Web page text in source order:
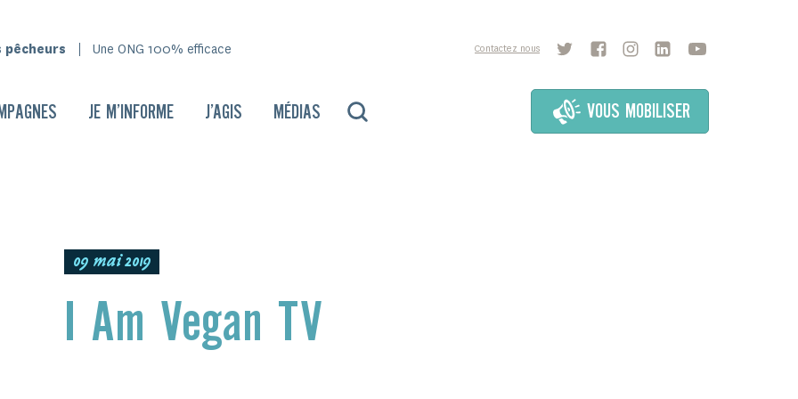
Une ONG 100% efficace Contactez nous
JE M’INFORME J’AGIS MÉDIAS VOUS MOBILISER
09 mai 2019
I Am Vegan TV